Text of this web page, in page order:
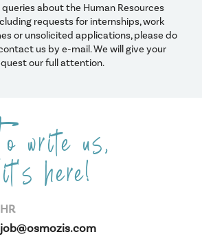
et exécuter votre plan d’action
via téléphone, terrain, salons et
existant et sécuriser les clients
projets de la signature à l’installation
avec marketing, technique et
about the Human Resources
requests for internships, work
or unsolicited applications, please do
us by e-mail. We will give your
our full attention.
write us,
it's here!
HR
job@osmozis.com